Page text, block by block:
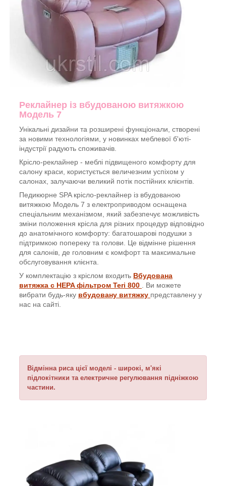
Реклайнер із вбудованою витяжкою
Модель 7
Унікальні дизайни та розширені функціонали, створені
за новими технологіями, у новинках меблевої б'юті-
індустрії радують споживачів.
Крісло-реклайнер - меблі підвищеного комфорту для
салону краси, користується величезним успіхом у
салонах, залучаючи великий потік постійних клієнтів.
Педикюрне SPA крісло-реклайнер із вбудованою
витяжкою Модель 7 з електроприводом оснащена
спеціальним механізмом, який забезпечує можливість
зміни положення крісла для різних процедур відповідно
до анатомічного комфорту: багатошарові подушки з
підтримкою попереку та голови. Це відмінне рішення
для салонів, де головним є комфорт та максимальне
обслуговування клієнта.
У комплектацію з кріслом входить Вбудована
витяжка с HEPAфільтром Teri 800
. Ви можете
вибрати будь-яку вбудовану витяжку представлену у
нас на сайті.
Відмінна риса цієї моделі - широкі, м'які
підлокітники та електричне регулювання підніжкою
частини.